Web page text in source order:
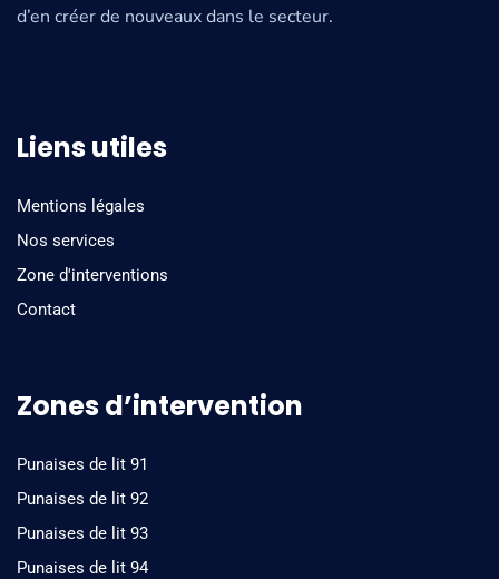
d’en créer de nouveaux dans le secteur.
Liens utiles
Mentions légales
Nos services
Zone d'interventions
Contact
Zones d’intervention
Punaises de lit 91
Punaises de lit 92
Punaises de lit 93
Punaises de lit 94